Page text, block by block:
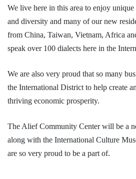
We live here in this area to enjoy
and diversity and many of our new
from China, Taiwan, Vietnam, Africa
speak over 100 dialects here in the
We are also very proud that so many
the International District to help create
thriving economic prosperity.
The Alief Community Center will be a
along with the International Culture
are so very proud to be a part of.